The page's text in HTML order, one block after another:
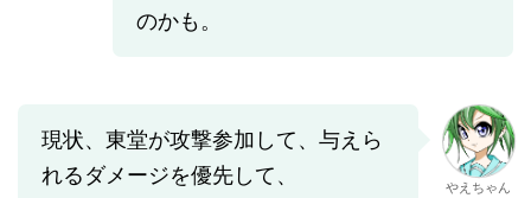
のかも。
現状、東堂が攻撃参加して、与えら
れるダメージを優先して、
やえちゃん